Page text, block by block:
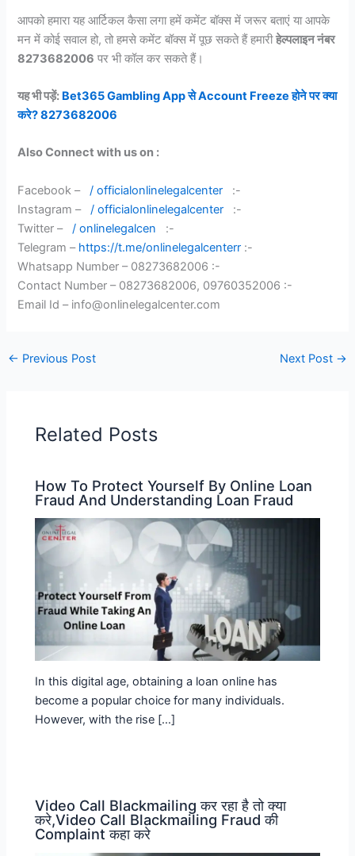
आपको हमारा यह आर्टिकल कैसा लगा हमें कमेंट बॉक्स में जरूर बताएं या आपके
मन में कोई सवाल हो, तो हमसे कमेंट बॉक्स में पूछ सकते हैं हमारीहेल्पलाइन नंबर
8273682006 पर भी कॉल कर सकते हैं।
यह भी पड़ें: Bet365 Gambling App से Account Freeze होने पर क्या
करे? 8273682006
Also Connect with us on :
Facebook – / officialonlinelegalcenter
:-
Instagram –
/ officialonlinelegalcenter
:-
Twitter –
/ onlinelegalcen
:-
Telegram – https://t.me/onlinelegalcenterr :-
Whatsapp Number – 08273682006 :-
Contact Number – 08273682006, 09760352006 :-
Email Id – info@onlinelegalcenter.com
← Previous Post Next Post →
Related Posts
How To Protect Yourself By Online Loan
Fraud And Understanding Loan Fraud
In this digital age, obtaining a loan online has
become a popular choice for many individuals.
However, with the rise […]
Video Call Blackmailing कर रहा है तो क्या
करे,Video Call Blackmailing Fraud की
Complaint कहा करे